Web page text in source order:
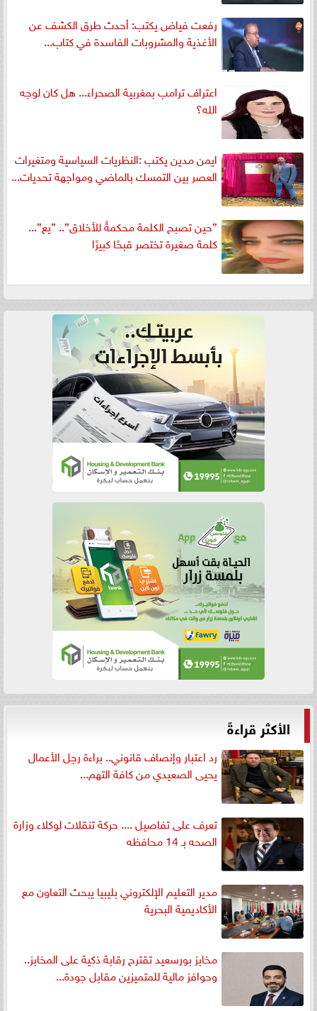
رفعت فياض يكتب: أحدث طرق الكشف عن
الأغذية والمشروبات الفاسدة في كتاب...
اعتراف ترامب بمغربية الصحراء... هل كان لوجه
الله؟
ايمن مدين يكتب :النظريات السياسية ومتغيرات
العصر بين التمسك بالماضي ومواجهة تحديات...
”حين تصبح الكلمة محكمةً للأخلاق”.. ”يع”...
كلمة صغيرة تختصر قبحًا كبيرًا
الأكثر قراءةً
رد اعتبار وإنصاف قانوني.. براءة رجل الأعمال
يحيى الصعيدي من كافة التهم...
تعرف على تفاصيل .... حركة تنقلات لوكلاء وزارة
الصحه بـ 14 محافظه
مدير التعليم الإلكتروني بليبيا يبحث التعاون مع
الأكاديمية البحرية
مخابز بورسعيد تقترح رقابة ذكية على المخابز..
وحوافز مالية للمتميزين مقابل جودة...